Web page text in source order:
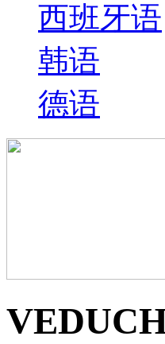
西班牙语
韩语
德语